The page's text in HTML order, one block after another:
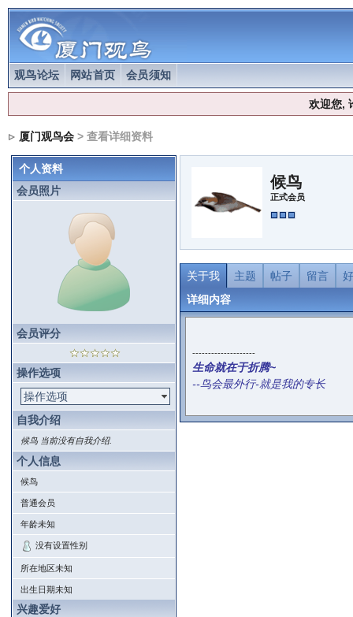
观鸟论坛 网站首页 会员须知
欢迎您,
厦门观鸟会> 查看详细资料
个人资料
会员照片
会员评分
操作选项
操作选项
自我介绍
候鸟 当前没有自我介绍.
个人信息
候鸟
普通会员
年龄未知
没有设置性别
所在地区未知
出生日期未知
兴趣爱好
候鸟
正式会员
关于我 主题 帖子 留言
详细内容
--------------------
生命就在于折腾~
--鸟会最外行-就是我的专长